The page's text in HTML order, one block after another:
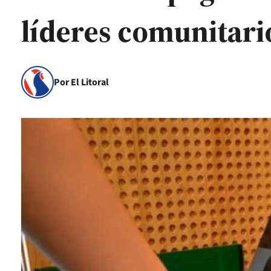
líderes
Por El Litoral